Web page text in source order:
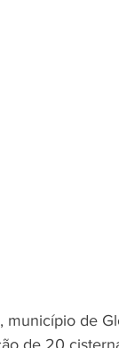
município de